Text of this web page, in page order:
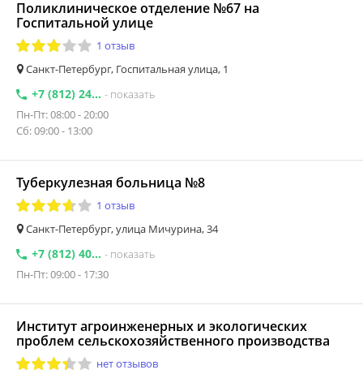
Поликлиническое отделение №67 на
Госпитальной улице
1 отзыв
Санкт-Петербург, Госпитальная улица, 1
+7 (812) 24... - показать
Пн-Пт: 08:00 - 20:00
Сб: 09:00 - 13:00
Туберкулезная больница №8
1 отзыв
Санкт-Петербург, улица Мичурина, 34
+7 (812) 40... - показать
Пн-Пт: 09:00 - 17:30
Институт агроинженерных и экологических
проблем сельскохозяйственного производства
нет отзывов